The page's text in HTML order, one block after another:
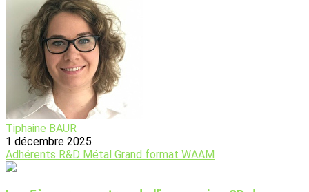
Tiphaine BAUR
1 décembre 2025
Adhérents R&D Métal Grand format WAAM